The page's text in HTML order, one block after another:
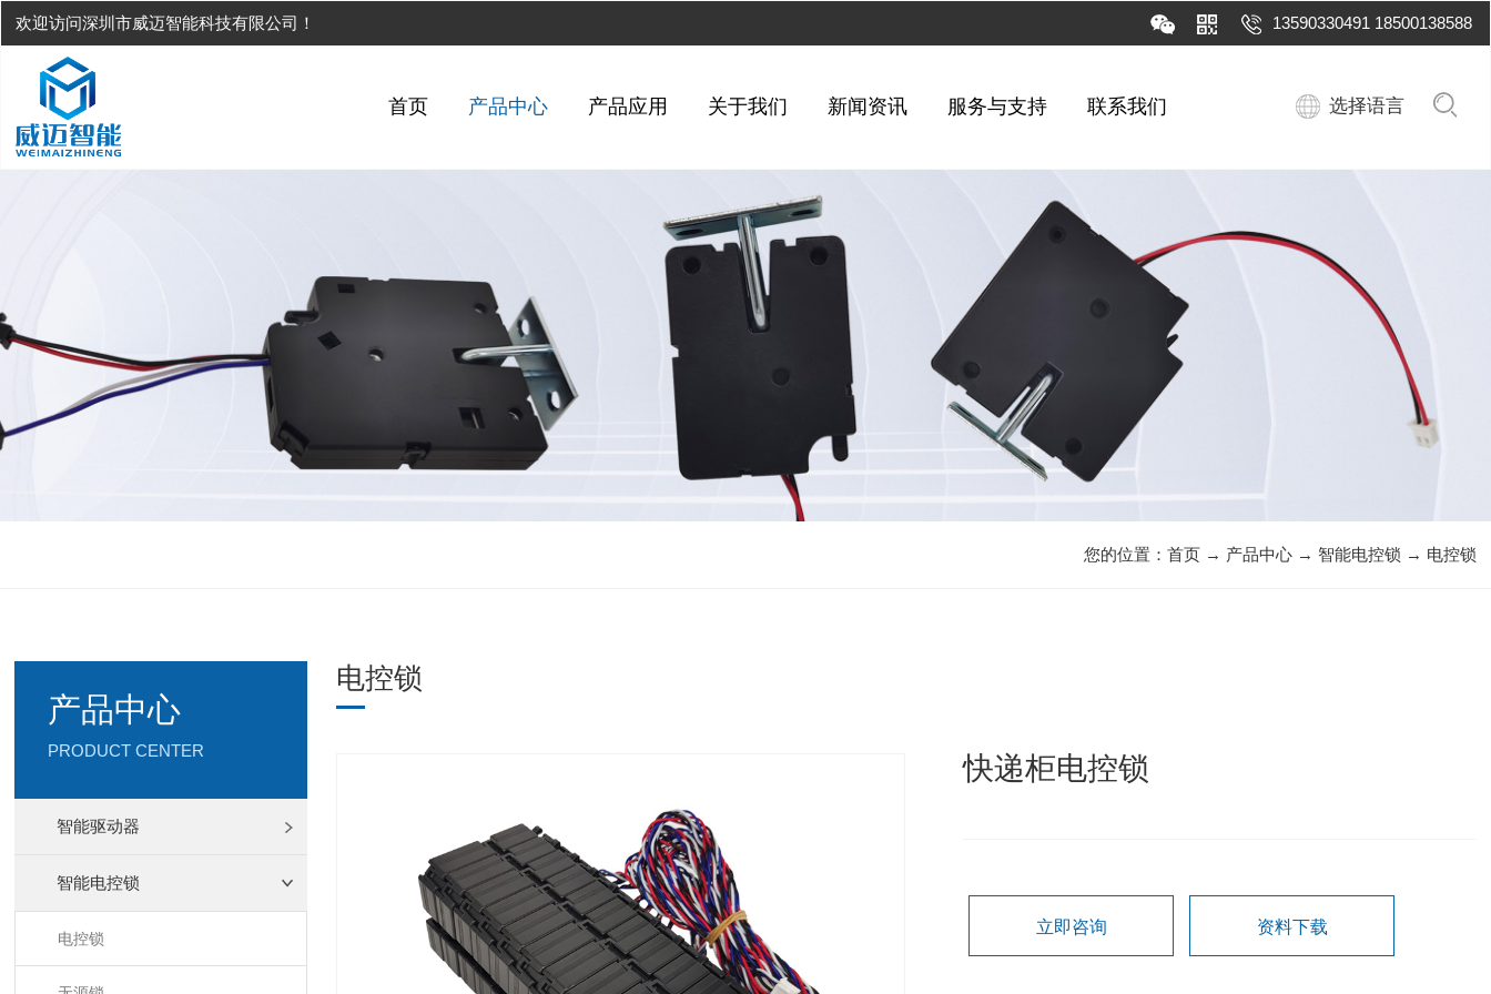
欢迎访问深圳市威迈智能科技有限公司！ 13590330491 18500138588
首页 产品中心 产品应用 关于我们 新闻资讯 服务与支持 联系我们 选择语言
您的位置： 首页→ 产品中心→ 智能电控锁 → 电控锁
产品中心
PRODUCT CENTER
智能驱动器
智能电控锁
电控锁
电控锁
快递柜电控锁
立即咨询 资料下载